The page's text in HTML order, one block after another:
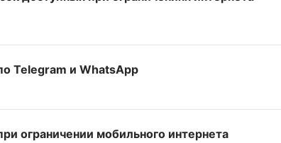
Telegram и WhatsApp
ограничении мобильного интернета